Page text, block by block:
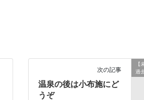
【
過
次の記事
温泉の後は小布施にど
うぞ